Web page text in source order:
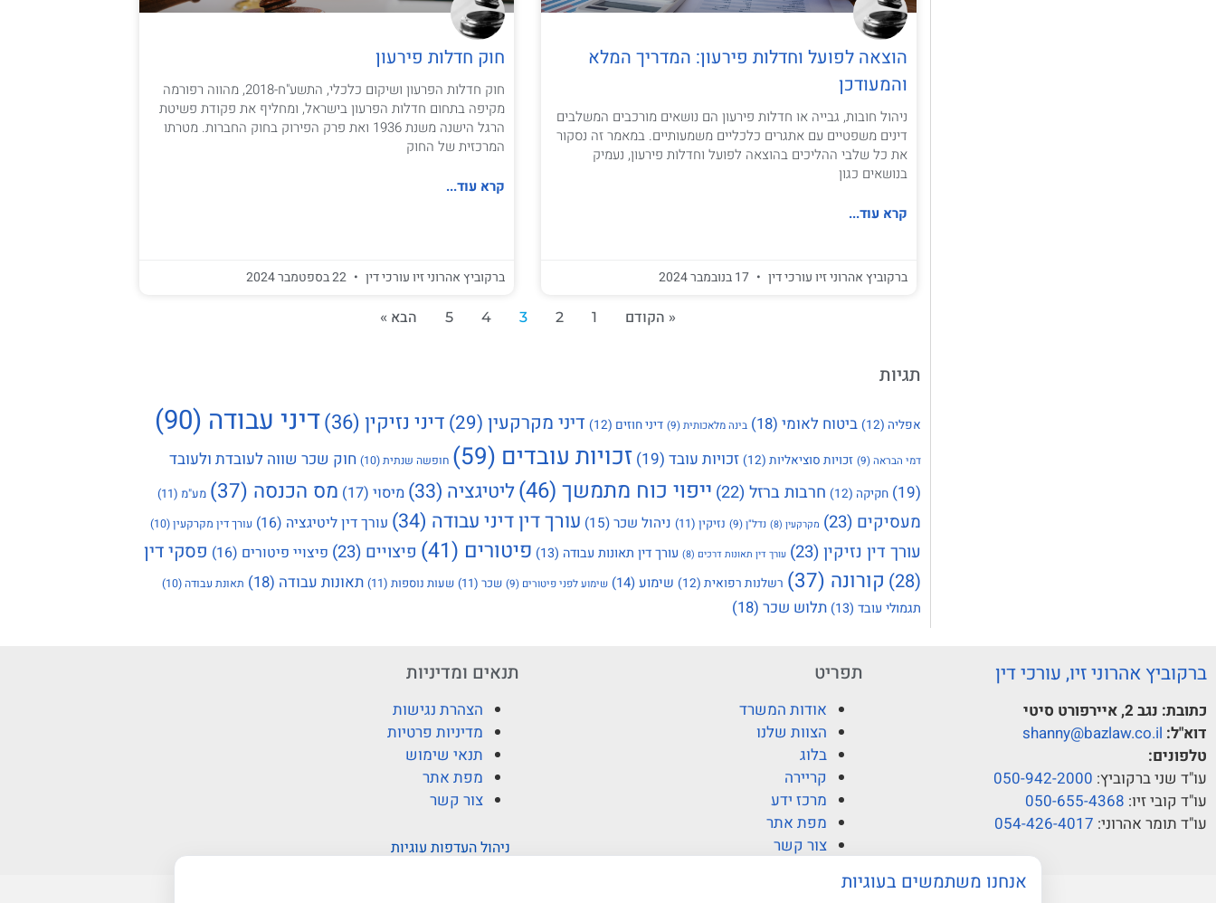
הוצאה לפועל וחדלות פירעון: המדריך המלא
והמעודכן
ניהול חובות, גבייה או חדלות פירעון הם נושאים מורכבים המשלבים
דינים משפטיים עם אתגרים כלכליים משמעותיים. במאמר זה נסקור
את כל שלבי ההליכים בהוצאה לפועל וחדלות פירעון, נעמיק
בנושאים כגון
קרא עוד...
ברקוביץ אהרוני זיו עורכי דין 17 בנובמבר 2024
חוק חדלות פירעון
חוק חדלות הפרעון ושיקום כלכלי, התשע"ח-2018, מהווה רפורמה
מקיפה בתחום חדלות הפרעון בישראל, ומחליף את פקודת פשיטת
הרגל הישנה משנת 1936 ואת פרק הפירוק בחוק החברות. מטרתו
המרכזית של החוק
קרא עוד...
ברקוביץ אהרוני זיו עורכי דין
« הקודם 1
2
3
4
5 הבא »
תגיות
אפליה (12) ביטוח לאומי (18) בינה מלאכותית(9) דיני חוזים (12) דיני מקרקעין (29) דיני נזיקין (36) דיני עבודה (90)
דמי הבראה(9) זכויות סוציאליות (12) זכויות עובד (19) זכויות עובדים (59) חופשה שנתית(10)
חוק שכר שווה לעובדת ולעובד
(19)
חקיקה (12) חרבות ברזל (22) ייפוי כוח מתמשך (46) ליטיגציה (33) מיסוי (17) מס הכנסה (37) מע"מ (11)
מעסיקים (23) מקרקעין (8) נדל"ן(9) נזיקין (11) ניהול שכר(15) עורך דין דיני עבודה (34) עורך דין ליטיגציה (16) עורך דין מקרקעין(10)
עורך דין נזיקין(23) עורך דין תאונות דרכים (8) עורך דין תאונות עבודה (13) פיטורים (41) פיצויים (23) פיצויי פיטורים (16)
פסקי דין
(28)
קורונה (37) רשלנות רפואית (12) שימוע(14) שימוע לפני פיטורים (9) שכר (11) שעות נוספות (11) תאונות עבודה (18) תאונת עבודה (10)
תגמולי עובד (13) תלוש שכר (18)
ברקוביץ אהרוני זיו, עורכי דין
כתובת: נגב 2, איירפורט סיטי
דוא"ל: shanny@bazlaw.co.il
טלפונים:
עו"ד שני ברקוביץ: 050-942-2000
עו"ד קובי זיו: 050-655-4368
עו"ד תומר אהרוני: 054-426-4017
תפריט
אודות המשרד
הצוות שלנו
בלוג
קריירה
מרכז ידע
מפת אתר
צור קשר
תנאים ומדיניות
הצהרת נגישות
מדיניות פרטיות
תנאי שימוש
מפת אתר
צור קשר
ניהול העדפות עוגיות
אנחנו משתמשים בעוגיות